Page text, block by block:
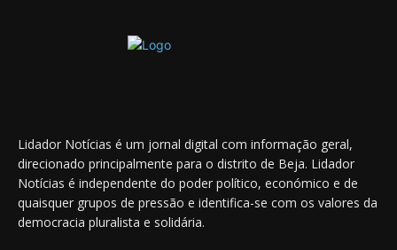
Lidador Notícias é um jornal digital com informação geral,
direcionado principalmente para o distrito de Beja. Lidador
Notícias é independente do poder político, económico e de
quaisquer grupos de pressão e identifica-se com os valores da
democracia pluralista e solidária.